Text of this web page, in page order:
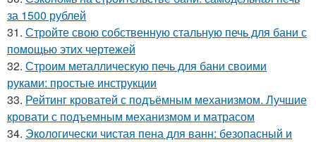
за 1500 рублей
31. Стройте свою собственную стальную печь для бани с
помощью этих чертежей
32. Строим металлическую печь для бани своими
руками: простые инструкции
33. Рейтинг кроватей с подъёмным механизмом. Лучшие
кровати с подъемным механизмом и матрасом
34. Экологически чистая пена для ванн: безопасный и